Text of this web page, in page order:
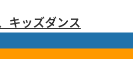
キッズダンス